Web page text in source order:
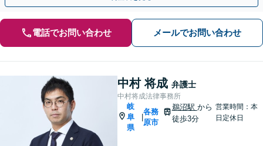
電話でお問い合わせ メールでお問い合わせ
中村 将成 弁護士
中村将成法律事務所
岐
阜
県
各務
原市
鵜沼駅 から
徒歩3分
営業時間：本
日定休日